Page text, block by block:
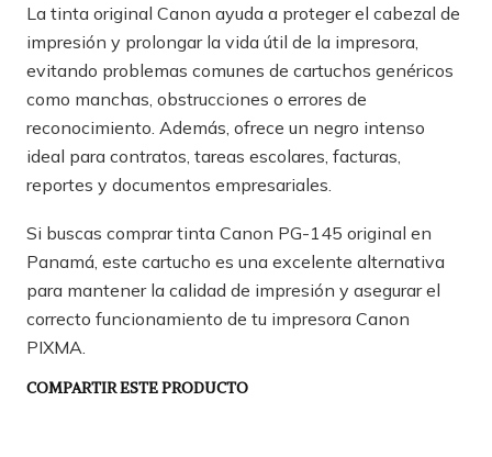
La tinta original Canon ayuda a proteger el cabezal de
impresión y prolongar la vida útil de la impresora,
evitando problemas comunes de cartuchos genéricos
como manchas, obstrucciones o errores de
reconocimiento. Además, ofrece un negro intenso
ideal para contratos, tareas escolares, facturas,
reportes y documentos empresariales.
Si buscas comprar tinta Canon PG-145 original en
Panamá, este cartucho es una excelente alternativa
para mantener la calidad de impresión y asegurar el
correcto funcionamiento de tu impresora Canon
PIXMA.
COMPARTIR ESTE PRODUCTO